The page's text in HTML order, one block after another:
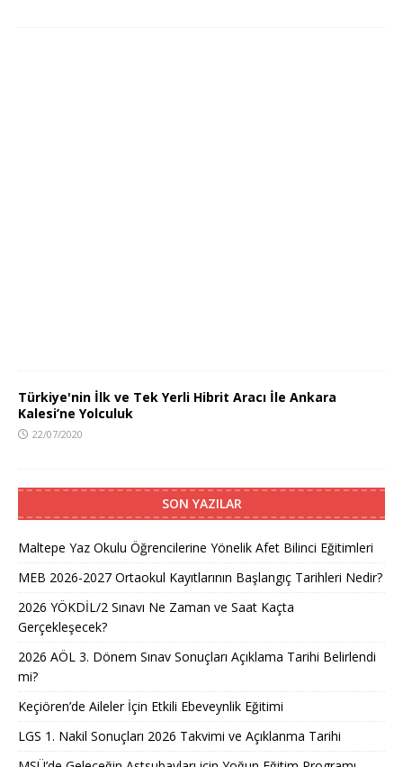
Türkiye'nin İlk ve Tek Yerli Hibrit Aracı İle Ankara
Kalesi’ne Yolculuk
22/07/2020
SON YAZILAR
Maltepe Yaz Okulu Öğrencilerine Yönelik Afet Bilinci Eğitimleri
MEB 2026-2027 Ortaokul Kayıtlarının Başlangıç Tarihleri Nedir?
2026 YÖKDİL/2 Sınavı Ne Zaman ve Saat Kaçta
Gerçekleşecek?
2026 AÖL 3. Dönem Sınav Sonuçları Açıklama Tarihi Belirlendi
mi?
Keçiören’de Aileler İçin Etkili Ebeveynlik Eğitimi
LGS 1. Nakil Sonuçları 2026 Takvimi ve Açıklanma Tarihi